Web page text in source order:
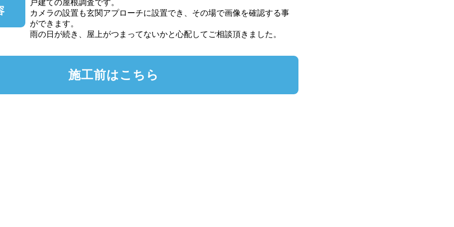
戸建ての屋根調査です。
カメラの設置も玄関アプローチに設置でき、その場で画像を確認する事
ができます。
雨の日が続き、屋上がつまってないかと心配してご相談頂きました。
施工前はこちら